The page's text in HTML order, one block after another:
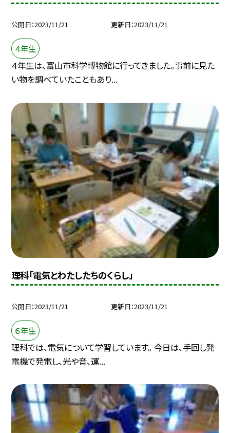
公開日 2023/11/21 更新日 2023/11/21
４年生
４年生は、富山市科学博物館に行ってきました。事前に見た
い物を調べていたこともあり...
理科「電気とわたしたちのくらし」
公開日 2023/11/21 更新日 2023/11/21
６年生
理科では、電気について学習しています。 今日は、手回し発
電機で発電し、光や音、運...